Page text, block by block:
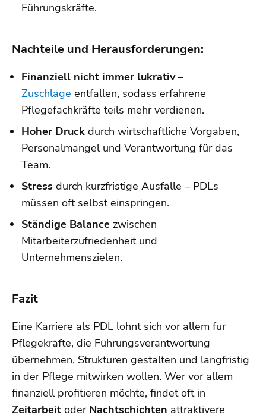
Führungskräfte.
Nachteile und Herausforderungen:
Finanziell nicht immer lukrativ–
Zuschläge entfallen, sodass erfahrene
Pflegefachkräfte teils mehr verdienen.
Hoher Druck durch wirtschaftliche Vorgaben,
Personalmangel und Verantwortung für das
Team.
Stress durch kurzfristige Ausfälle – PDLs
müssen oft selbst einspringen.
Ständige Balance zwischen
Mitarbeiterzufriedenheit und
Unternehmenszielen.
Fazit
Eine Karriere als PDL lohnt sich vor allem für
Pflegekräfte, die Führungsverantwortung
übernehmen, Strukturen gestalten und langfristig
in der Pflege mitwirken wollen. Wer vor allem
finanziell profitieren möchte, findet oft in
Zeitarbeit oder Nachtschichten attraktivere